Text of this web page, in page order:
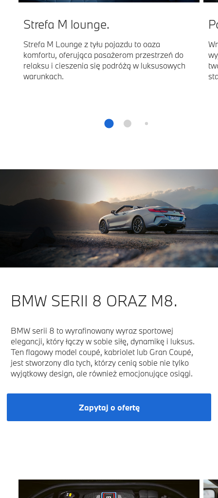
Strefa M lounge.
Strefa M Lounge z tyłu pojazdu to oaza
komfortu, oferująca pasażerom przestrzeń do
relaksu i cieszenia się podróżą w luksusowych
warunkach.
BMW SERII 8 ORAZ M8.
BMW serii 8 to wyrafinowany wyraz sportowej
elegancji, który łączy w sobie siłę, dynamikę i luksus.
Ten flagowy model coupé, kabriolet lub Gran Coupé,
jest stworzony dla tych, którzy cenią sobie nie tylko
wyjątkowy design, ale również emocjonujące osiągi.
Zapytaj o ofertę